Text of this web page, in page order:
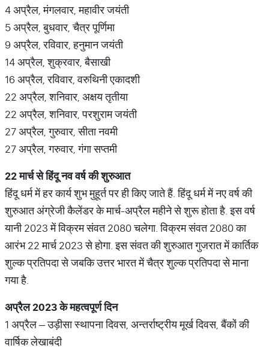
4 अप्रैल, मंगलवार, महावीर जयंती
5 अप्रैल, बुधवार, चैत्र पूर्णिमा
9 अप्रैल, रविवार, हनुमान जयंती
14 अप्रैल, शुक्रवार, बैसाखी
16 अप्रैल, रविवार, वरुथिनी एकादशी
22 अप्रैल, शनिवार, अक्षय तृतीया
22 अप्रैल, शनिवार, परशुराम जयंती
27 अप्रैल, गुरुवार, सीता नवमी
27 अप्रैल, गरुवार, गंगा सप्‍तमी
22मार्चसेहिंदूनववर्षकीशुरुआत
हिंदू धर्म में हर कार्य शुभ मुहूर्त पर ही किए जाते हैं. हिंदू धर्म में नए वर्ष की
शुरुआत अंग्रेजी कैलेंडर के मार्च-अप्रैल महीने से शुरू होता है. इस वर्ष
यानी 2023 में विक्रम संवत 2080 चलेगा. विक्रम संवत 2080 का
आरंभ 22 मार्च 2023 से होगा. इस संवत की शुरुआत गुजरात में कार्तिक
शुल्क प्रतिपदा से जबकि उत्तर भारत में चैत्र शुल्क प्रतिपदा से माना
गया है.
अप्रैल2023केमहत्वपूर्णदिन
1 अप्रैल – उड़ीसा स्थापना दिवस, अन्तर्राष्ट्रीय मूर्ख दिवस, बैंकों की
वार्षिक लेखाबंदी